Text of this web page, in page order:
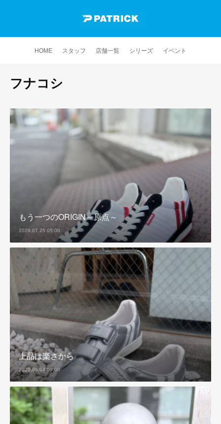
HOME スタッフ 店舗一覧 シリーズ イベント
フナコシ
もう一つのORIGIN～原点～
2026.07.25 05:00
上品は楽さから
2026.06.04 09:00